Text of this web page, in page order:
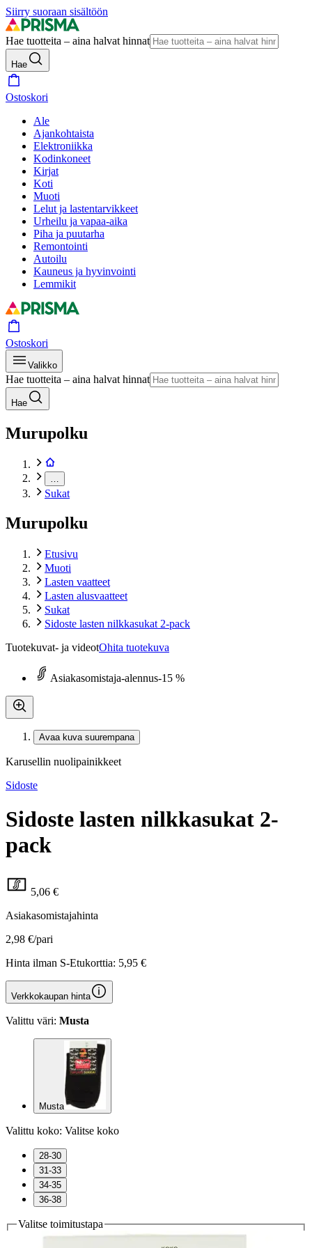
Siirry suoraan sisältöön
Hae tuotteita – aina halvat hinnat
Hae
Ostoskori
Ale
Ajankohtaista
Elektroniikka
Kodinkoneet
Kirjat
Koti
Muoti
Lelut ja lastentarvikkeet
Urheilu ja vapaa-aika
Piha ja puutarha
Remontointi
Autoilu
Kauneus ja hyvinvointi
Lemmikit
Ostoskori
Valikko
Hae tuotteita – aina halvat hinnat
Hae
Murupolku
Sukat
Murupolku
Etusivu
Muoti
Lasten vaatteet
Lasten alusvaatteet
Sukat
Sidoste lasten nilkkasukat 2-pack
Tuotekuvat- ja videotOhita tuotekuva
Asiakasomistaja-alennus-15 %
Avaa kuva suurempana
Karusellin nuolipainikkeet
Sidoste
Sidoste lasten nilkkasukat 2-
pack
5,06 €
Asiakasomistajahinta
2,98 €/pari
Hinta ilman S-Etukorttia: 5,95 €
Verkkokaupan hinta
Valittu väri: Musta
Musta
Valittu koko: Valitse koko
28-30
31-33
34-35
36-38
Valitse toimitustapa